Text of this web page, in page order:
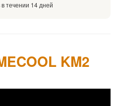
течении 14 дней
KM2